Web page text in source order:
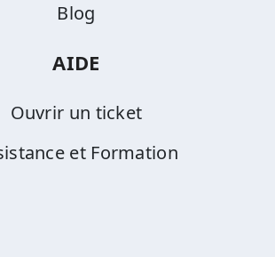
Blog
AIDE
Ouvrir un ticket
et Formation